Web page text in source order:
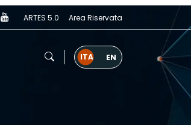
ARTES 5.0 Area Riservata